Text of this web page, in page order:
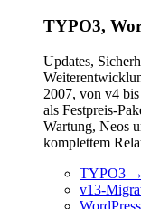
TYPO3,
Updates,
2007, von v4
als Festpreis-
Wartung, Neos
komplettem
TYPO3 →
v13-
WordPress